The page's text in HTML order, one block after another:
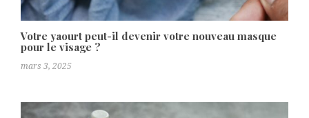
Votre yaourt peut-il devenir votre nouveau masque
pour le visage ?
mars 3, 2025